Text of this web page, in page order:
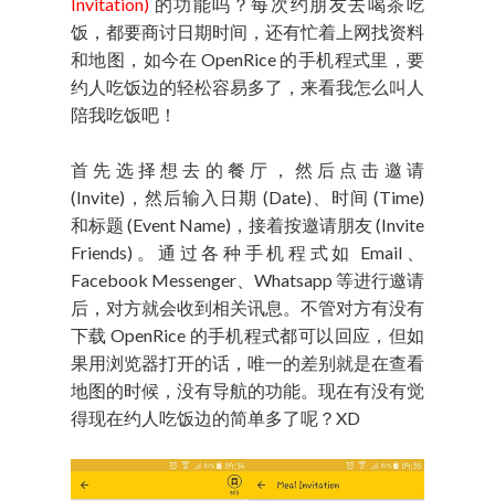
饭，都要商讨日期时间，还有忙着上网找资料
和地图，如今在 OpenRice 的手机程式里，要
约人吃饭边的轻松容易多了，来看我怎么叫人
陪我吃饭吧！
首先选择想去的餐厅，然后点击邀请
(Invite)，然后输入日期 (Date)、时间 (Time)
和标题 (Event Name)，接着按邀请朋友 (Invite
Friends)。通过各种手机程式如 Email、
Facebook Messenger、Whatsapp 等进行邀请
后，对方就会收到相关讯息。不管对方有没有
下载 OpenRice 的手机程式都可以回应，但如
果用浏览器打开的话，唯一的差别就是在查看
地图的时候，没有导航的功能。现在有没有觉
得现在约人吃饭边的简单多了呢？XD